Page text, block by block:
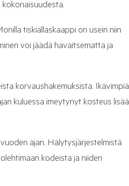
tiskiallaskaappi on usein niin
voi jäädä havaitsematta ja
korvaushakemuksista. Ikävimpiä
kuluessa imeytynyt kosteus lisää
ajan. Hälytysjärjestelmistä
kodeista ja niiden